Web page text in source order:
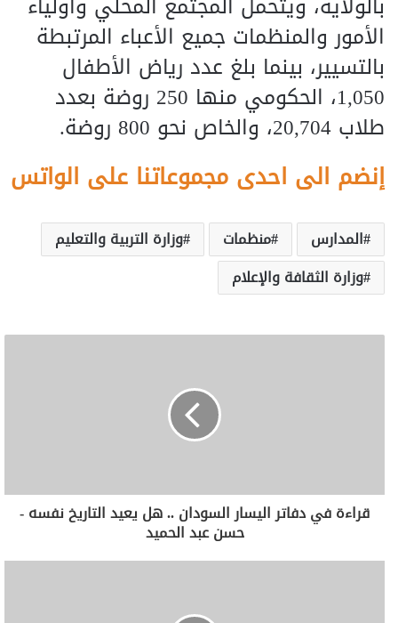
الأمور والمنظمات جميع الأعباء المرتبطة
بالتسيير، بينما بلغ عدد رياض الأطفال
1,050، الحكومي منها 250 روضة بعدد
طلاب 20,704، والخاص نحو 800 روضة.
إنضم الى احدى مجموعاتنا على الواتس
المدارس منظمات
وزارة التربية والتعليم
وزارة الثقافة والإعلام
قراءة في دفاتر اليسار السودان .. هل يعيد التاريخ نفسه -
حسن عبد الحميد